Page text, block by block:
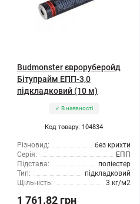
Budmonster євроруберойд
Бітупрайм ЕПП-3,0
підкладковий (10 м)
В наявності
Код товару: 104834
Різновид:
без крихти
Серія:
ЕПП
Підстава:
поліестер
Тип:
підкладковий
Щільність:
3 кг/м2
1 761.82 грн